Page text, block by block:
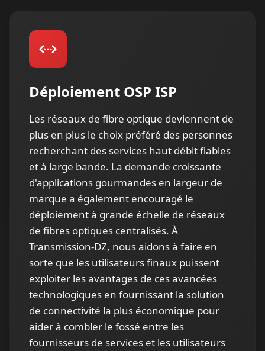
Déploiement OSP ISP
Les réseaux de fibre optique deviennent de
plus en plus le choix préféré des personnes
recherchant des services haut débit fiables
et à large bande. La demande croissante
d'applications gourmandes en largeur de
marque a également encouragé le
déploiement à grande échelle de réseaux
de fibres optiques centralisés. À
Transmission-DZ, nous aidons à faire en
sorte que les utilisateurs finaux puissent
exploiter les avantages de ces avancées
technologiques en fournissant la solution
de connectivité la plus économique pour
aider à combler le fossé entre les
fournisseurs de services et les utilisateurs